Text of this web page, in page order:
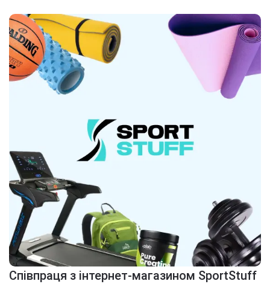
Співпраця з інтернет-магазином SportStuff